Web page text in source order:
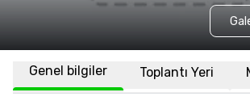
Genel bilgiler Toplantı Yeri